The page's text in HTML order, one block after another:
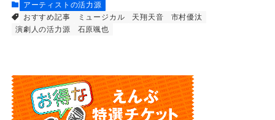
アーティストの活力源
おすすめ記事
ミュージカル 天翔天音
市村優汰
演劇人の活力源
石原颯也